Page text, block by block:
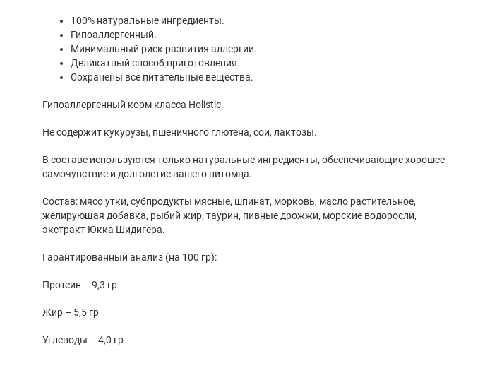
100% натуральные ингредиенты.
Гипоаллергенный.
Минимальный риск развития аллергии.
Деликатный способ приготовления.
Сохранены все питательные вещества.
Гипоаллергенный корм класса Holistic.
Не содержит кукурузы, пшеничного глютена, сои, лактозы.
В составе используются только натуральные ингредиенты, обеспечивающие хорошее
самочувствие и долголетие вашего питомца.
Состав: мясо утки, субпродукты мясные, шпинат, морковь, масло растительное,
желирующая добавка, рыбий жир, таурин, пивные дрожжи, морские водоросли,
экстракт Юкка Шидигера.
Гарантированный анализ (на 100 гр):
Протеин – 9,3 гр
Жир – 5,5 гр
Углеводы – 4,0 гр